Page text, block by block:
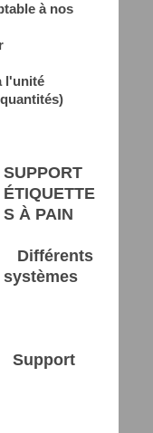
à nos
l'unité
SUPPORT
ÉTIQUETTE
S À PAIN
Différents
systèmes